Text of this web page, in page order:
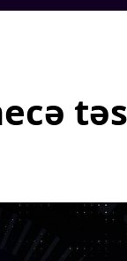
Ailə və uşaq
Turizm